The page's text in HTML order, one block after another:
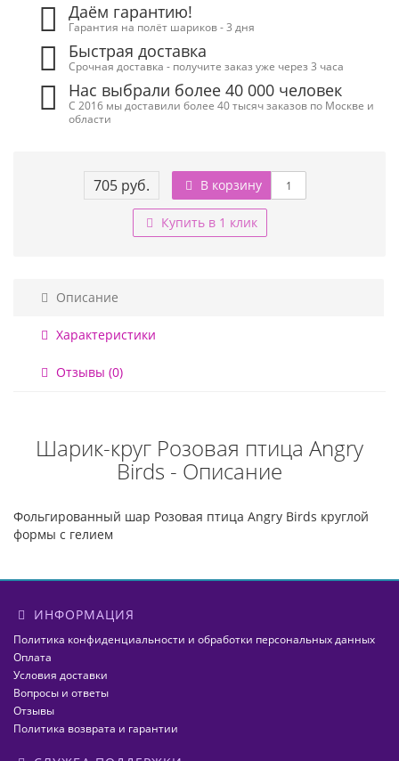
Даём гарантию!
Гарантия на полёт шариков - 3 дня
Быстрая доставка
Срочная доставка - получите заказ уже через 3 часа
Нас выбрали более 40 000 человек
С 2016 мы доставили более 40 тысяч заказов по Москве и
области
705 руб. В корзину
Купить в 1 клик
Описание
Характеристики
Отзывы (0)
Шарик-круг Розовая птица Angry
Birds - Описание
Фольгированный шар Розовая птица Angry Birds круглой
формы с гелием
ИНФОРМАЦИЯ
Политика конфиденциальности и обработки персональных данных
Оплата
Условия доставки
Вопросы и ответы
Отзывы
Политика возврата и гарантии